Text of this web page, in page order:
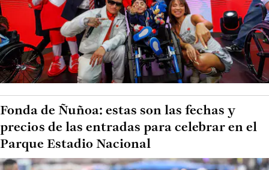
Fonda de Ñuñoa: estas son las fechas y
precios de las entradas para celebrar en el
Parque Estadio Nacional